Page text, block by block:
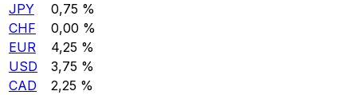
JPY
0,75 %
CHF
0,00 %
EUR
4,25 %
USD
3,75 %
CAD
2,25 %